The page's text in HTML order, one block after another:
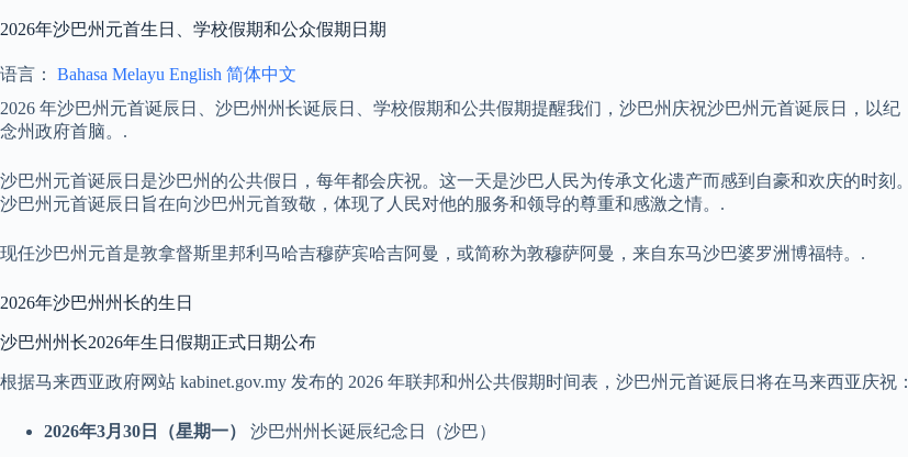
2026年沙巴州元首生日、学校假期和公众假期日期
语言： Bahasa Melayu English 简体中文
2026 年沙巴州元首诞辰日、沙巴州州长诞辰日、学校假期和公共假期提醒我们，沙巴州庆祝沙巴州元首诞辰日，以纪
念州政府首脑。.
沙巴州元首诞辰日是沙巴州的公共假日，每年都会庆祝。这一天是沙巴人民为传承文化遗产而感到自豪和欢庆的时刻。
沙巴州元首诞辰日旨在向沙巴州元首致敬，体现了人民对他的服务和领导的尊重和感激之情。.
现任沙巴州元首是敦拿督斯里邦利马哈吉穆萨宾哈吉阿曼，或简称为敦穆萨阿曼，来自东马沙巴婆罗洲博福特。.
2026年沙巴州州长的生日
沙巴州州长2026年生日假期正式日期公布
根据马来西亚政府网站 kabinet.gov.my 发布的 2026 年联邦和州公共假期时间表，沙巴州元首诞辰日将在马来西亚庆祝：
2026年3月30日（星期一） 沙巴州州长诞辰纪念日（沙巴）